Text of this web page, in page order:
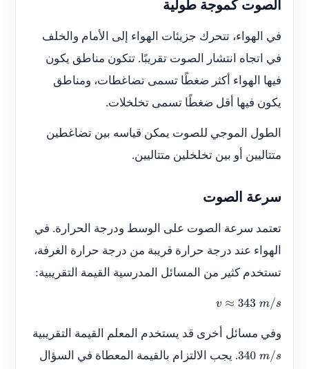
الصوت كموجة طولية
في الهواء، تتحرك جزيئات الهواء إلى الأمام والخلف
في اتجاه انتشار الصوت تقريبًا. تتكون مناطق يكون
فيها الهواء أكثر ضغطًا تسمى تضاغطات، ومناطق
يكون فيها أقل ضغطًا تسمى تخلخلات.
الطول الموجي للصوت يمكن قياسه بين تضاغطين
متتاليين أو بين تخلخلين متتاليين.
سرعة الصوت
تعتمد سرعة الصوت على الوسط ودرجة الحرارة. في
الهواء عند درجة حرارة قريبة من درجة حرارة الغرفة،
تستخدم كثير من المسائل المدرسية القيمة التقريبية:
v ≈343m /s
وفي مسائل أخرى قد يستخدم المعلم القيمة التقريبية
340 m/s
. يجب الالتزام بالقيمة المعطاة في السؤال